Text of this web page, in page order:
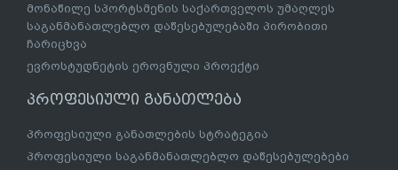
მონაწილე სპორტსმენის საქართველოს უმაღლეს
საგანმანათლებლო დაწესებულებაში პირობითი
ჩარიცხვა
ევროსტუდნეტის ეროვნული პროექტი
პროფესიული განათლება
პროფესიული განათლების სტრატეგია
პროფესიული საგანმანათლებლო დაწესებულებები